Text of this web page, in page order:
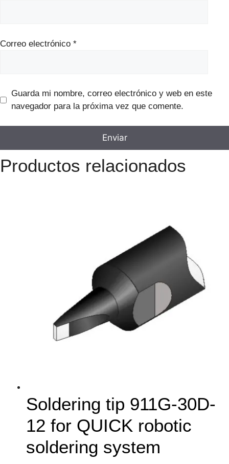
Correo electrónico *
Guarda mi nombre, correo electrónico y web en este
navegador para la próxima vez que comente.
Productos relacionados
Soldering tip 911G-30D-
12 for QUICK robotic
soldering system